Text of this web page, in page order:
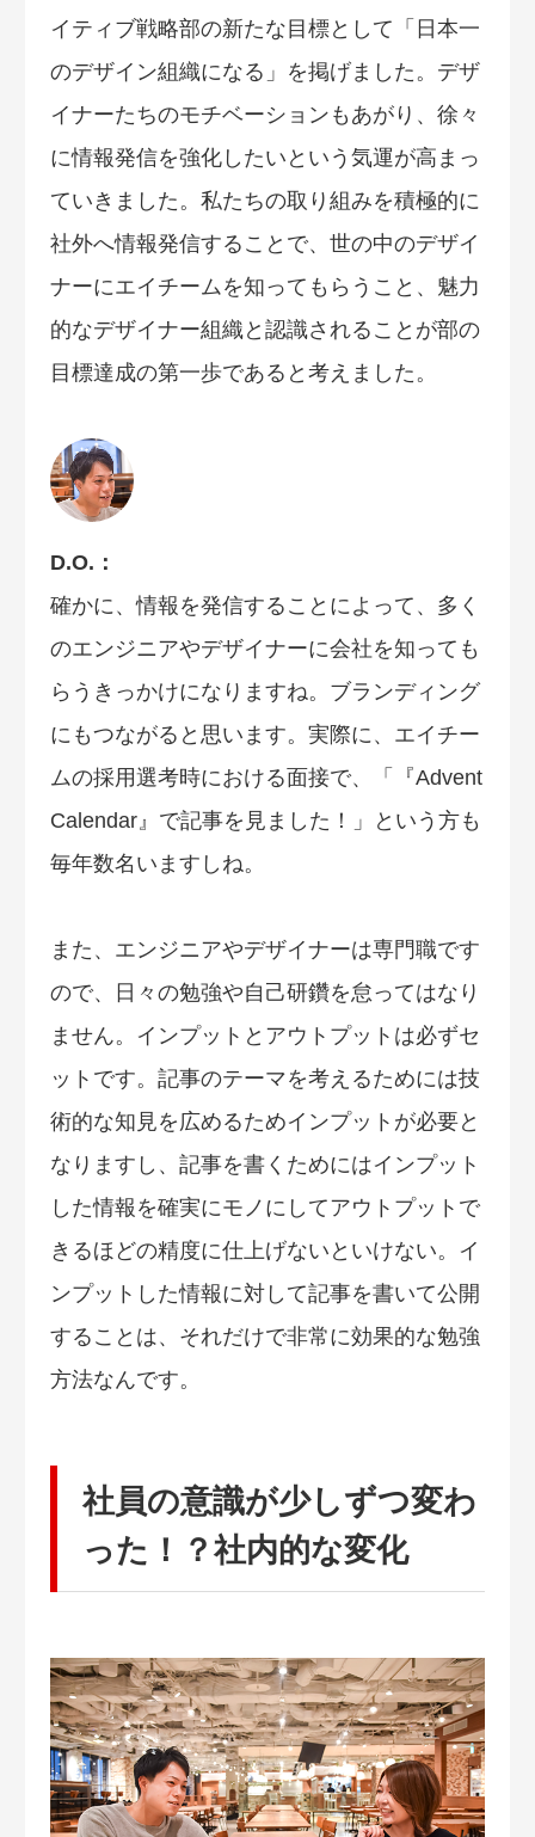
イティブ戦略部の新たな目標として「日本一
のデザイン組織になる」を掲げました。デザ
イナーたちのモチベーションもあがり、徐々
に情報発信を強化したいという気運が高まっ
ていきました。私たちの取り組みを積極的に
社外へ情報発信することで、世の中のデザイ
ナーにエイチームを知ってもらうこと、魅力
的なデザイナー組織と認識されることが部の
目標達成の第一歩であると考えました。
D.O.：
確かに、情報を発信することによって、多く
のエンジニアやデザイナーに会社を知っても
らうきっかけになりますね。ブランディング
にもつながると思います。実際に、エイチー
ムの採用選考時における面接で、「『Advent
Calendar』で記事を見ました！」という方も
毎年数名いますしね。
また、エンジニアやデザイナーは専門職です
ので、日々の勉強や自己研鑽を怠ってはなり
ません。インプットとアウトプットは必ずセ
ットです。記事のテーマを考えるためには技
術的な知見を広めるためインプットが必要と
なりますし、記事を書くためにはインプット
した情報を確実にモノにしてアウトプットで
きるほどの精度に仕上げないといけない。イ
ンプットした情報に対して記事を書いて公開
することは、それだけで非常に効果的な勉強
方法なんです。
社員の意識が少しずつ変わ
った！？社内的な変化